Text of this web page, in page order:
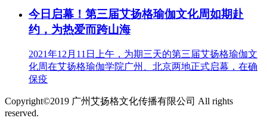
今日启幕！第三届艾扬格瑜伽文化周如期赴
约，为热爱而跨山海
2021年12月11日上午，为期三天的第三届艾扬格瑜伽文
化周在艾扬格瑜伽学院广州、北京两地正式启幕，在确
保疫
Copyright©2019 广州艾扬格文化传播有限公司 All rights
reserved.